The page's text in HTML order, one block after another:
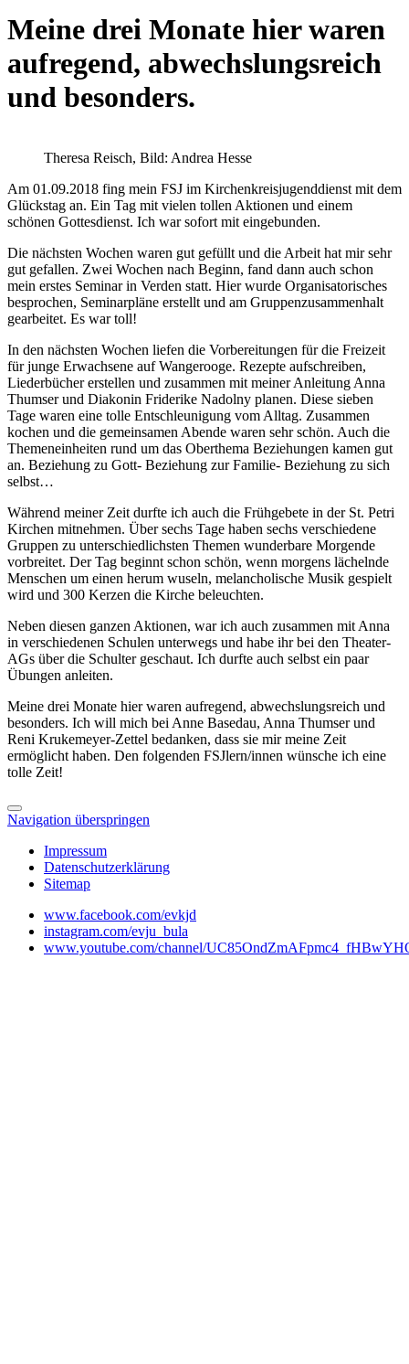
Meine drei Monate hier waren
aufregend, abwechslungsreich
und besonders.
Theresa Reisch, Bild: Andrea Hesse
Am 01.09.2018 fing mein FSJ im Kirchenkreisjugenddienst mit dem
Glückstag an. Ein Tag mit vielen tollen Aktionen und einem
schönen Gottesdienst. Ich war sofort mit eingebunden.
Die nächsten Wochen waren gut gefüllt und die Arbeit hat mir sehr
gut gefallen. Zwei Wochen nach Beginn, fand dann auch schon
mein erstes Seminar in Verden statt. Hier wurde Organisatorisches
besprochen, Seminarpläne erstellt und am Gruppenzusammenhalt
gearbeitet. Es war toll!
In den nächsten Wochen liefen die Vorbereitungen für die Freizeit
für junge Erwachsene auf Wangerooge. Rezepte aufschreiben,
Liederbücher erstellen und zusammen mit meiner Anleitung Anna
Thumser und Diakonin Friderike Nadolny planen. Diese sieben
Tage waren eine tolle Entschleunigung vom Alltag. Zusammen
kochen und die gemeinsamen Abende waren sehr schön. Auch die
Themeneinheiten rund um das Oberthema Beziehungen kamen gut
an. Beziehung zu Gott- Beziehung zur Familie- Beziehung zu sich
selbst…
Während meiner Zeit durfte ich auch die Frühgebete in der St. Petri
Kirchen mitnehmen. Über sechs Tage haben sechs verschiedene
Gruppen zu unterschiedlichsten Themen wunderbare Morgende
vorbreitet. Der Tag beginnt schon schön, wenn morgens lächelnde
Menschen um einen herum wuseln, melancholische Musik gespielt
wird und 300 Kerzen die Kirche beleuchten.
Neben diesen ganzen Aktionen, war ich auch zusammen mit Anna
in verschiedenen Schulen unterwegs und habe ihr bei den Theater-
AGs über die Schulter geschaut. Ich durfte auch selbst ein paar
Übungen anleiten.
Meine drei Monate hier waren aufregend, abwechslungsreich und
besonders. Ich will mich bei Anne Basedau, Anna Thumser und
Reni Krukemeyer-Zettel bedanken, dass sie mir meine Zeit
ermöglicht haben. Den folgenden FSJlern/innen wünsche ich eine
tolle Zeit!
Navigation überspringen
Impressum
Datenschutzerklärung
Sitemap
www.facebook.com/evkjd
instagram.com/evju_bula
www.youtube.com/channel/